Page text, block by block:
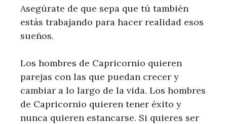
Asegúrate de que sepa que tú también
estás trabajando para hacer realidad esos
sueños.
Los hombres de Capricornio quieren
parejas con las que puedan crecer y
cambiar a lo largo de la vida. Los hombres
de Capricornio quieren tener éxito y
nunca quieren estancarse. Si quieres ser